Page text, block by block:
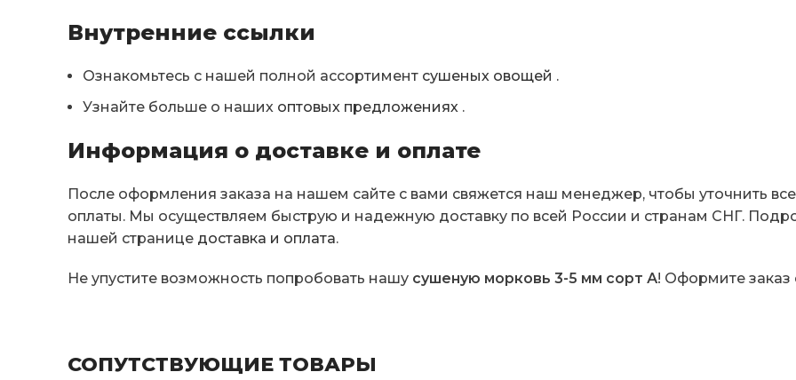
Внутренние ссылки
Ознакомьтесь с нашей полной ассортимент сушеных овощей .
Узнайте больше о наших оптовых предложениях.
Информация о доставке и оплате
После оформления заказа на нашем сайте с вами свяжется наш менеджер, чтобы уточнить
оплаты. Мы осуществляем быструю и надежную доставку по всей России и странам СНГ.
нашей странице доставка и оплата.
Не упустите возможность попробовать нашу сушеную морковь 3-5 мм сорт А! Оформите заказ
СОПУТСТВУЮЩИЕ ТОВАРЫ